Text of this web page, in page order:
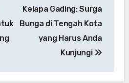
Kelapa Gading: Surga
Bunga di Tengah Kota
yang Harus Anda
Kunjungi